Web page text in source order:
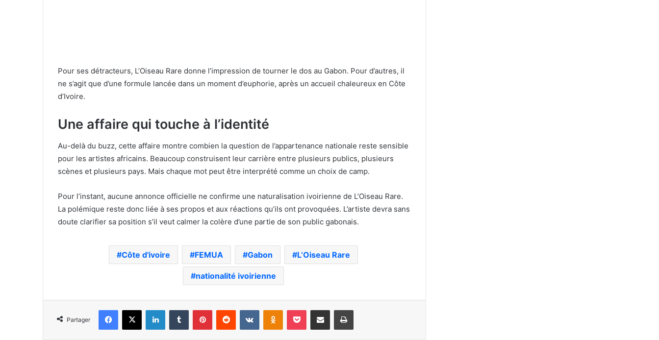
Pour ses détracteurs, L’Oiseau Rare donne l’impression de tourner le dos au Gabon. Pour d’autres, il
ne s’agit que d’une formule lancée dans un moment d’euphorie, après un accueil chaleureux en Côte
d’Ivoire.
Une affaire qui touche à l’identité
Au-delà du buzz, cette affaire montre combien la question de l’appartenance nationale reste sensible
pour les artistes africains. Beaucoup construisent leur carrière entre plusieurs publics, plusieurs
scènes et plusieurs pays. Mais chaque mot peut être interprété comme un choix de camp.
Pour l’instant, aucune annonce officielle ne confirme une naturalisation ivoirienne de L’Oiseau Rare.
La polémique reste donc liée à ses propos et aux réactions qu’ils ont provoquées. L’artiste devra sans
doute clarifier sa position s’il veut calmer la colère d’une partie de son public gabonais.
Côte d'ivoire FEMUA Gabon L’Oiseau Rare
nationalité ivoirienne
Partager
Facebook
X LinkedinTumblr PinterestReddit VKontakteOdnoklassniki
Pocket Partager par email Imprimer